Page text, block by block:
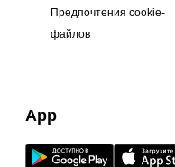
Предпочтения cookie-
файлов
App